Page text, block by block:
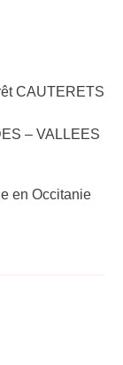
CAUTERETS
– VALLEES
en Occitanie